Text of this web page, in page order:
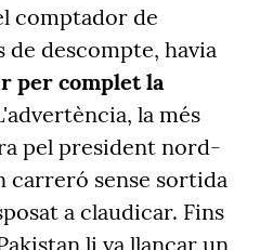
comptador de
descompte, havia
per complet la
la més
pel president nord-
carreró sense sortida
a claudicar. Fins
li va llançar un